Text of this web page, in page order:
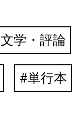
文学・評論
単行本